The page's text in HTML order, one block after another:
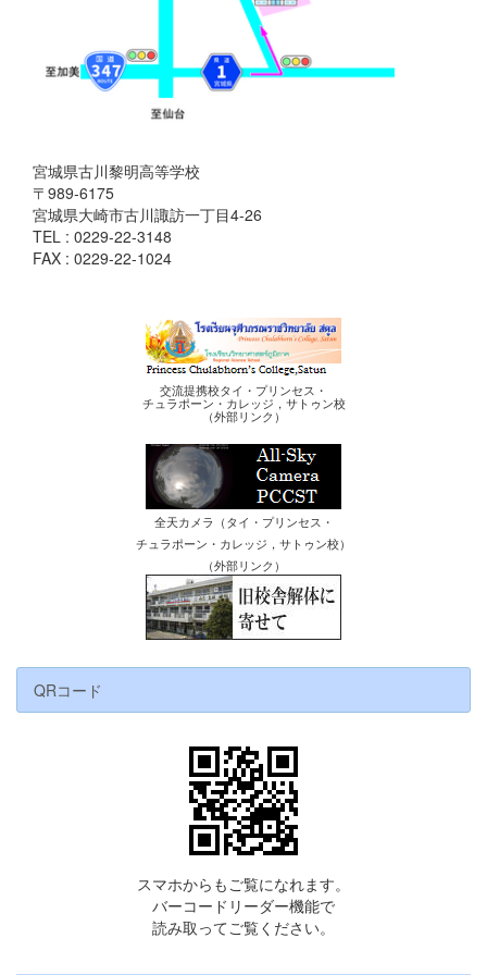
宮城県古川黎明高等学校
〒989-6175
宮城県大崎市古川諏訪一丁目4-26
TEL : 0229-22-3148
FAX : 0229-22-1024
交流提携校タイ・プリンセス・
チュラポーン・カレッジ，サトゥン校
（外部リンク）
全天カメラ（タイ・プリンセス・
チュラポーン・カレッジ，サトゥン校）
（外部リンク）
QRコード
スマホからもご覧になれます。
バーコードリーダー機能で
読み取ってご覧ください。